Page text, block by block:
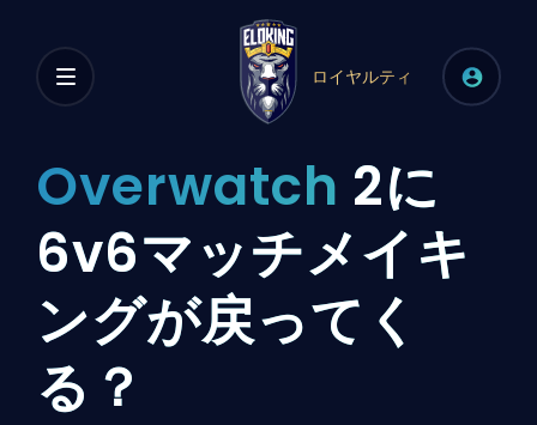
ロイヤルティ
Overwatch 2に
6v6マッチメイキ
ングが戻ってく
る？